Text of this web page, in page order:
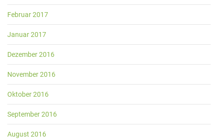
Februar 2017
Januar 2017
Dezember 2016
November 2016
Oktober 2016
September 2016
August 2016